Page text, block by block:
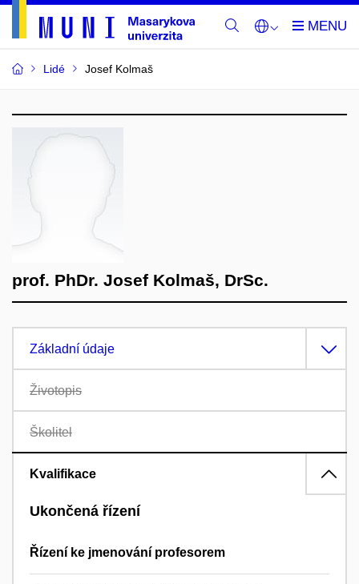
Lidé Josef Kolmaš
prof. PhDr. Josef Kolmaš, DrSc.
Základní údaje
Životopis
Školitel
Kvalifikace
Ukončená řízení
Řízení ke jmenování profesorem